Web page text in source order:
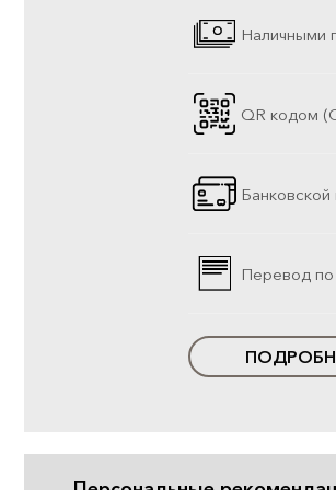
Наличными
QR кодом
Банковской
Перевод по